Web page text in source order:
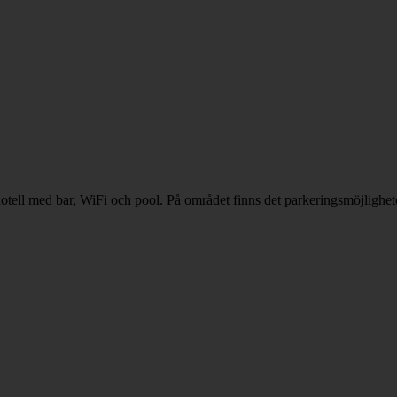
med bar, WiFi och pool. På området finns det